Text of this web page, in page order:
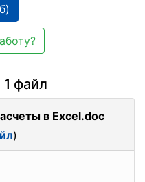
файл
в Excel.doc
)